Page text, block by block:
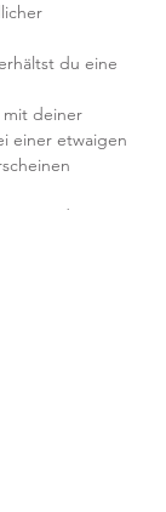
du eine
mit deiner
einer etwaigen
und